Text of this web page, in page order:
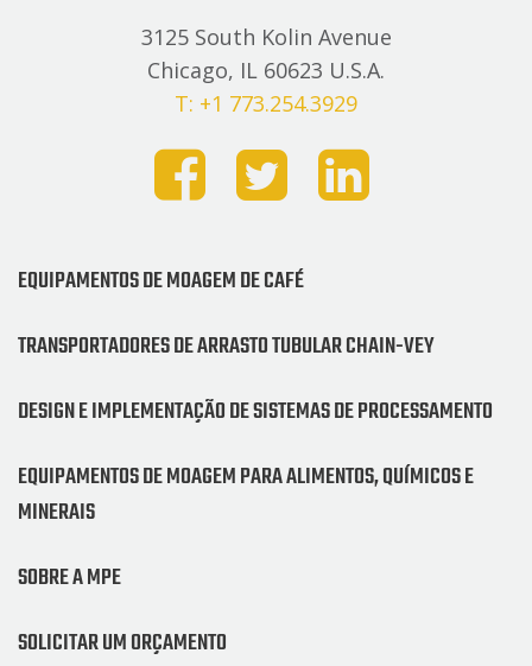
3125 South Kolin Avenue
Chicago, IL 60623 U.S.A.
T: +1 773.254.3929
EQUIPAMENTOS DE MOAGEM DE CAFÉ
TRANSPORTADORES DE ARRASTO TUBULAR CHAIN-VEY
DESIGN E IMPLEMENTAÇÃO DE SISTEMAS DE PROCESSAMENTO
EQUIPAMENTOS DE MOAGEM PARA ALIMENTOS, QUÍMICOS E
MINERAIS
SOBRE A MPE
SOLICITAR UM ORÇAMENTO